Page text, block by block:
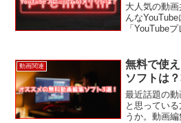
大人気の動
んな
「YouTube
らないとい
う...
動画関連
無料で使
ソフトは
最近話題の動
と思ってい
うか。動画